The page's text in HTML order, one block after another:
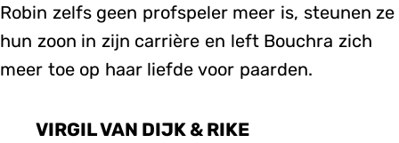
Robin zelfs geen profspeler meer is, steunen ze
hun zoon in zijn carrière en left Bouchra zich
meer toe op haar liefde voor paarden.
VIRGIL VAN DIJK & RIKE